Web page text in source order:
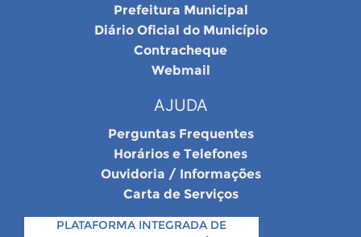
Prefeitura Municipal
Diário Oficial do Município
Contracheque
Webmail
AJUDA
Perguntas Frequentes
Horários e Telefones
Ouvidoria / Informações
Carta de Serviços
PLATAFORMA INTEGRADA DE